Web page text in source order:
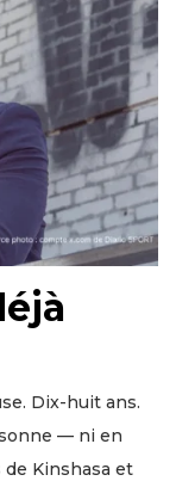
Dix-huit ans.
— ni en
de Kinshasa et